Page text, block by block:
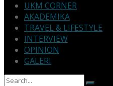
UKM CORNER
AKADEMIKA
TRAVEL & LIFESTYLE
INTERVIEW
OPINION
GALERI